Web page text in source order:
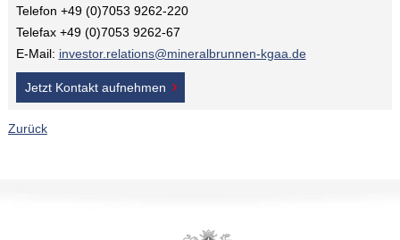
Telefon +49 (0)7053 9262-220
Telefax +49 (0)7053 9262-67
E-Mail: investor.relations@mineralbrunnen-kgaa.de
Jetzt Kontakt aufnehmen
Zurück